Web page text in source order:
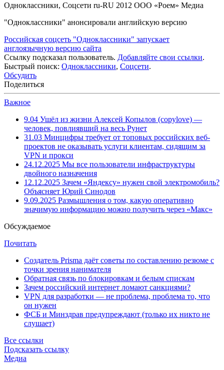
Одноклассники, Соцсети ru-RU 2012 ООО «Роем» Медиа
"Одноклассники" анонсировали английскую версию
Российская соцсеть "Одноклассники" запускает
англоязычную версию сайта
Ссылку подсказал пользователь. Добавляйте свои ссылки.
Быстрый поиск: Одноклассники, Соцсети.
Обсудить
Поделиться
Важное
9.04 Ушёл из жизни Алексей Копылов (copylove) —
человек, повлиявший на весь Рунет
31.03 Минцифры требует от топовых российских веб-
проектов не оказывать услуги клиентам, сидящим за
VPN и прокси
24.12.2025 Мы все пользователи инфраструктуры
двойного назначения
12.12.2025 Зачем «Яндексу» нужен свой электромобиль?
Объясняет Юрий Синодов
9.09.2025 Размышления о том, какую оперативно
значимую информацию можно получить через «Макс»
Обсуждаемое
Почитать
Создатель Prisma даёт советы по составлению резюме с
точки зрения нанимателя
Обратная связь по блокировкам и белым спискам
Зачем российский интернет ломают санкциями?
VPN для разработки — не проблема, проблема то, что
он нужен
ФСБ и Минздрав предупреждают (только их никто не
слушает)
Все ссылки
Подсказать ссылку
Медиа